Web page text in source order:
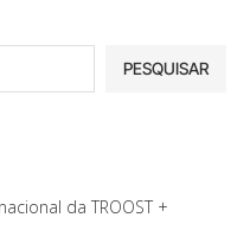
PESQUISAR
da TROOST +